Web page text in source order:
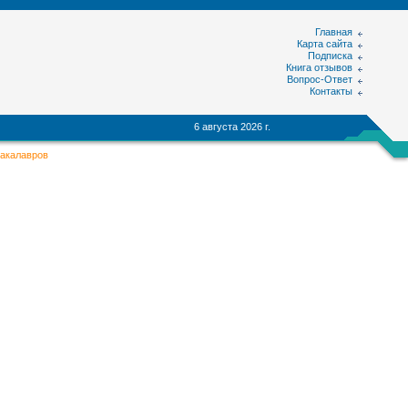
Главная
Карта сайта
Подписка
Книга отзывов
Вопрос-Ответ
Контакты
6 августа 2026 г.